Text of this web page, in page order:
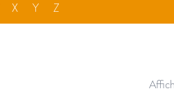
X Y Z